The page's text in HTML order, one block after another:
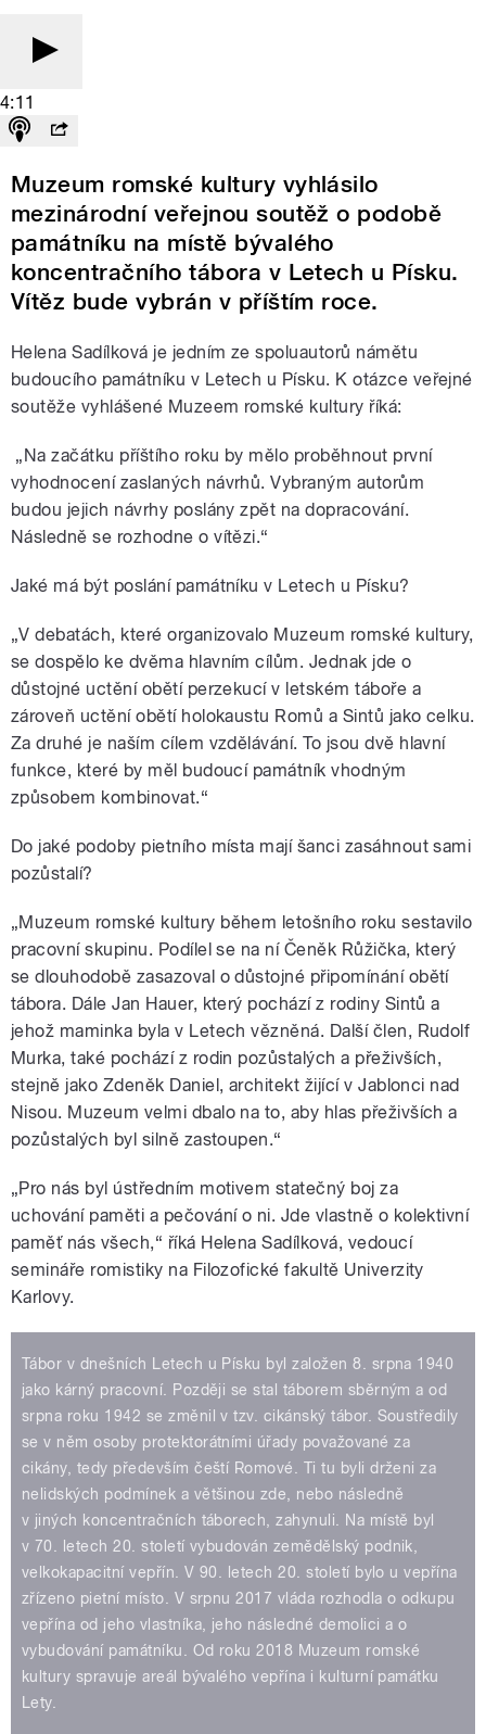
4:11
Muzeum romské kultury vyhlásilo
mezinárodní veřejnou soutěž o podobě
památníku na místě bývalého
koncentračního tábora v Letech u Písku.
Vítěz bude vybrán v příštím roce.
Helena Sadílková je jedním ze spoluautorů námětu
budoucího památníku v Letech u Písku. K otázce veřejné
soutěže vyhlášené Muzeem romské kultury říká:
„Na začátku příštího roku by mělo proběhnout první
vyhodnocení zaslaných návrhů. Vybraným autorům
budou jejich návrhy poslány zpět na dopracování.
Následně se rozhodne o vítězi.“
Jaké má být poslání památníku v Letech u Písku?
„V debatách, které organizovalo Muzeum romské kultury,
se dospělo ke dvěma hlavním cílům. Jednak jde o
důstojné uctění obětí perzekucí v letském táboře a
zároveň uctění obětí holokaustu Romů a Sintů jako celku.
Za druhé je naším cílem vzdělávání. To jsou dvě hlavní
funkce, které by měl budoucí památník vhodným
způsobem kombinovat.“
Do jaké podoby pietního místa mají šanci zasáhnout sami
pozůstalí?
„Muzeum romské kultury během letošního roku sestavilo
pracovní skupinu. Podílel se na ní Čeněk Růžička, který
se dlouhodobě zasazoval o důstojné připomínání obětí
tábora. Dále Jan Hauer, který pochází z rodiny Sintů a
jehož maminka byla v Letech vězněná. Další člen, Rudolf
Murka, také pochází z rodin pozůstalých a přeživších,
stejně jako Zdeněk Daniel, architekt žijící v Jablonci nad
Nisou. Muzeum velmi dbalo na to, aby hlas přeživších a
pozůstalých byl silně zastoupen.“
„Pro nás byl ústředním motivem statečný boj za
uchování paměti a pečování o ni. Jde vlastně o kolektivní
paměť nás všech,“ říká Helena Sadílková, vedoucí
semináře romistiky na Filozofické fakultě Univerzity
Karlovy.
Tábor v dnešních Letech u Písku byl založen 8. srpna 1940
jako kárný pracovní. Později se stal táborem sběrným a od
srpna roku 1942 se změnil v tzv. cikánský tábor. Soustředily
se v něm osoby protektorátními úřady považované za
cikány, tedy především čeští Romové. Ti tu byli drženi za
nelidských podmínek a většinou zde, nebo následně
v jiných koncentračních táborech, zahynuli. Na místě byl
v 70. letech 20. století vybudován zemědělský podnik,
velkokapacitní vepřín. V 90. letech 20. století bylo u vepřína
zřízeno pietní místo. V srpnu 2017 vláda rozhodla o odkupu
vepřína od jeho vlastníka, jeho následné demolici a o
vybudování památníku. Od roku 2018 Muzeum romské
kultury spravuje areál bývalého vepřína i kulturní památku
Lety.